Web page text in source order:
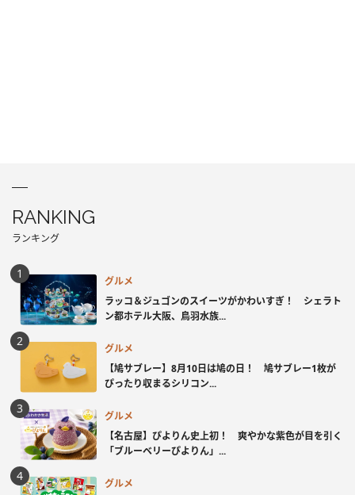
RANKING
ランキング
グルメ
ラッコ＆ジュゴンのスイーツがかわいすぎ！ シェラト
ン都ホテル大阪、鳥羽水族...
グルメ
【鳩サブレー】8月10日は鳩の日！ 鳩サブレー1枚が
ぴったり収まるシリコン...
グルメ
【名古屋】ぴよりん史上初！ 爽やかな紫色が目を引く
「ブルーベリーぴよりん」...
グルメ